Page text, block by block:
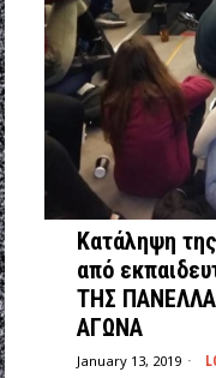
Κατάληψη
από
ΤΗΣ
ΑΓΩΝΑ
January 13, 2019